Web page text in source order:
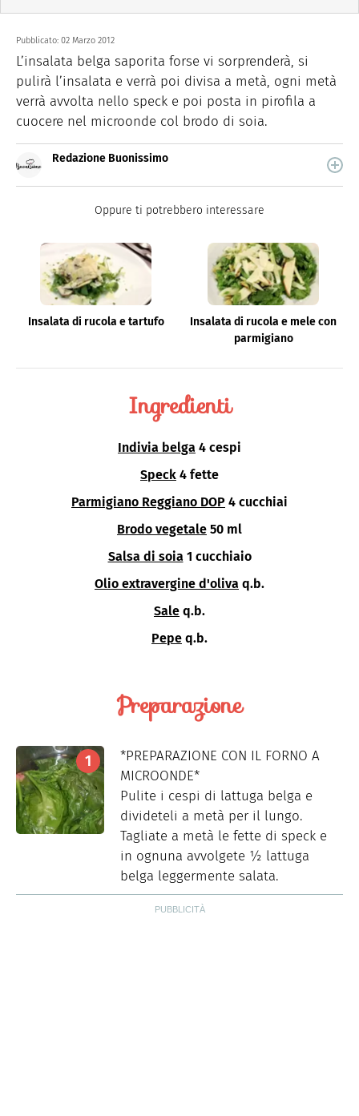
Pubblicato: 02 Marzo 2012
L’insalata belga saporita forse vi sorprenderà, si
pulirà l’insalata e verrà poi divisa a metà, ogni metà
verrà avvolta nello speck e poi posta in pirofila a
cuocere nel microonde col brodo di soia.
Redazione Buonissimo
quale trovi idee veloci, facili e spiegate passo passo.
Oppure ti potrebbero interessare
Insalata di rucola e tartufo
Insalata di rucola e mele con
parmigiano
Ingredienti
Indivia belga 4 cespi
Speck 4 fette
Parmigiano Reggiano DOP 4 cucchiai
Brodo vegetale 50 ml
Salsa di soia 1 cucchiaio
Olio extravergine d'oliva q.b.
Sale q.b.
Pepe q.b.
Preparazione
*PREPARAZIONE CON IL FORNO A
MICROONDE*
Pulite i cespi di lattuga belga e
divideteli a metà per il lungo.
Tagliate a metà le fette di speck e
in ognuna avvolgete ½ lattuga
belga leggermente salata.